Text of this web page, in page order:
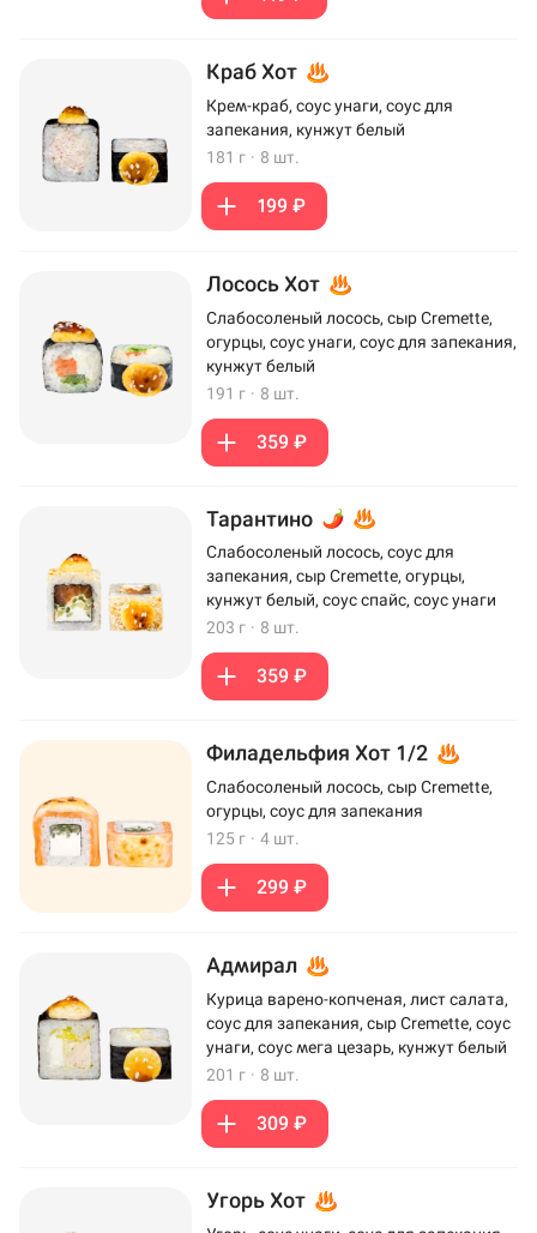
Краб Хот
Крем-краб, соус унаги, соус для
запекания, кунжут белый
181 г · 8 шт.
199 ₽
Лосось Хот
Слабосоленый лосось, сыр Cremette,
огурцы, соус унаги, соус для запекания,
кунжут белый
191 г · 8 шт.
359 ₽
Тарантино
Слабосоленый лосось, соус для
запекания, сыр Cremette, огурцы,
кунжут белый, соус спайс, соус унаги
203 г · 8 шт.
359 ₽
Филадельфия Хот 1/2
Слабосоленый лосось, сыр Cremette,
огурцы, соус для запекания
125 г · 4 шт.
299 ₽
Адмирал
Курица варено-копченая, лист салата,
соус для запекания, сыр Cremette, соус
унаги, соус мега цезарь, кунжут белый
201 г · 8 шт.
309 ₽
Угорь Хот